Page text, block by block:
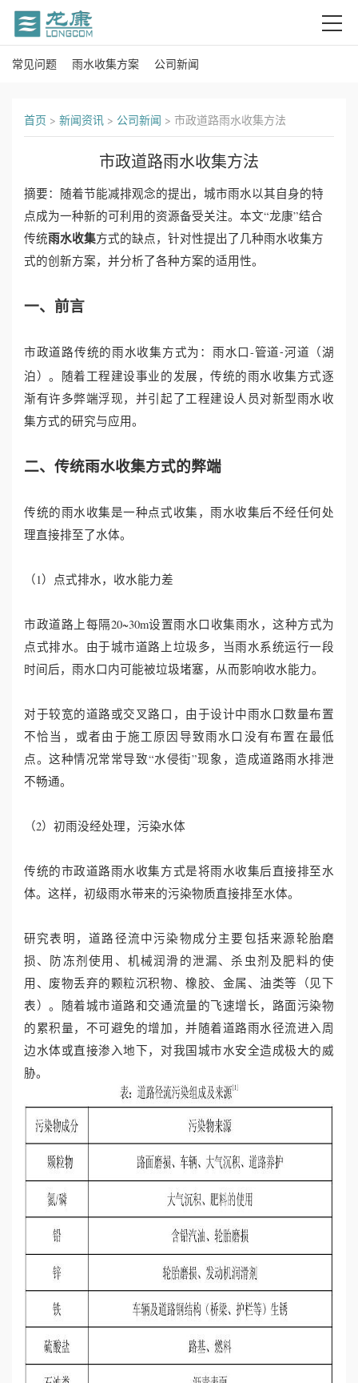
首
关
工
例
资
系
我
常见问题 雨水收集方案 公司新闻
首页 > 新闻资讯 > 公司新闻 > 市政道路雨水收集方法
市政道路雨水收集方法
摘要：随着节能减排观念的提出，城市雨水以其自身的特
点成为一种新的可利用的资源备受关注。本文“龙康”结合
传统雨水收集方式的缺点，针对性提出了几种雨水收集方
式的创新方案，并分析了各种方案的适用性。
一、前言
市政道路传统的雨水收集方式为：雨水口-管道-河道（湖
泊）。随着工程建设事业的发展，传统的雨水收集方式逐
渐有许多弊端浮现，并引起了工程建设人员对新型雨水收
集方式的研究与应用。
二、传统雨水收集方式的弊端
传统的雨水收集是一种点式收集，雨水收集后不经任何处
理直接排至了水体。
（1）点式排水，收水能力差
市政道路上每隔20~30m设置雨水口收集雨水，这种方式为
点式排水。由于城市道路上垃圾多，当雨水系统运行一段
时间后，雨水口内可能被垃圾堵塞，从而影响收水能力。
对于较宽的道路或交叉路口，由于设计中雨水口数量布置
不恰当，或者由于施工原因导致雨水口没有布置在最低
点。这种情况常常导致“水侵街”现象，造成道路雨水排泄
不畅通。
（2）初雨没经处理，污染水体
传统的市政道路雨水收集方式是将雨水收集后直接排至水
体。这样，初级雨水带来的污染物质直接排至水体。
研究表明，道路径流中污染物成分主要包括来源轮胎磨
损、防冻剂使用、机械润滑的泄漏、杀虫剂及肥料的使
用、废物丢弃的颗粒沉积物、橡胶、金属、油类等（见下
表）。随着城市道路和交通流量的飞速增长，路面污染物
的累积量，不可避免的增加，并随着道路雨水径流进入周
边水体或直接渗入地下，对我国城市水安全造成极大的威
胁。